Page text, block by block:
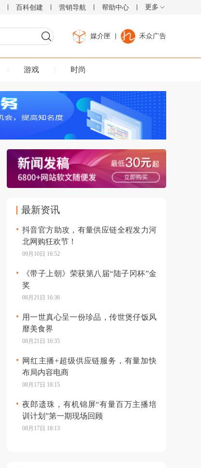
百科创建 营销导航 帮助中心 更多
媒介匣 禾众广告
游戏 时尚
最新资讯
抖音官方助攻，有量供应链全程发力河
北网购狂欢节！
09月10日 16:52
《带子上朝》荣获第八届“陆子冈杯”金
奖
08月21日 16:36
用一世真心呈一份珍品，传世煲仔饭风
靡美食界
08月21日 16:35
网红主播+超级供应链服务，有量加快
布局内容电商
08月17日 18:15
夜郎遗珠，有机锦屏“有量百万主播培
训计划”第一期现场回顾
08月17日 18:13